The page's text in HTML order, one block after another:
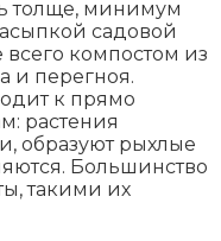
толще, минимум
садовой
компостом из
и перегноя.
к прямо
растения
образуют рыхлые
Большинство
такими их